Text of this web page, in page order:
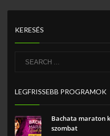
KERESÉS
LEGFRISSEBB PROGRAMOK
Bachata maraton
szombat